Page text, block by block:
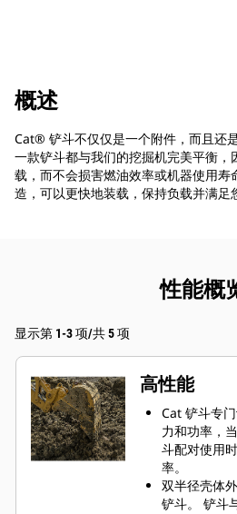
概述
Cat® 铲斗不仅仅是一个附件，而且还
一款铲斗都与我们的挖掘机完美平衡，
载，而不会损害燃油效率或机器使用寿
造，可以更快地装载，保持负载并满足
性能概
显示第 1-3 项/共 5 项
高性能
Cat 铲斗专
力和功率，
斗配对使用
率。
双半径壳体
铲斗。 铲斗